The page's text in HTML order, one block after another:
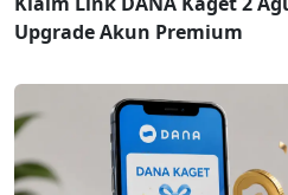
Upgrade Akun Premium